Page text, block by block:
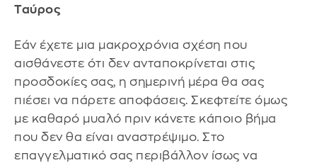
Ταύρος
Εάν έχετε μια μακροχρόνια σχέση που
αισθάνεστε ότι δεν ανταποκρίνεται στις
προσδοκίες σας, η σημερινή μέρα θα σας
πιέσει να πάρετε αποφάσεις. Σκεφτείτε όμως
με καθαρό μυαλό πριν κάνετε κάποιο βήμα
που δεν θα είναι αναστρέψιμο. Στο
επαγγελματικό σας περιβάλλον ίσως να